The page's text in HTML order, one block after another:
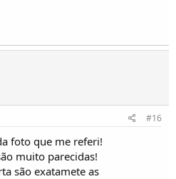
#16
foto que me referi!
muito parecidas!
são exatamete as